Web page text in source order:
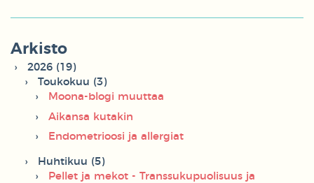
Arkisto
2026 (19)
Toukokuu (3)
Moona-blogi muuttaa
Aikansa kutakin
Endometrioosi ja allergiat
Huhtikuu (5)
Pellet ja mekot - Transsukupuolisuus ja